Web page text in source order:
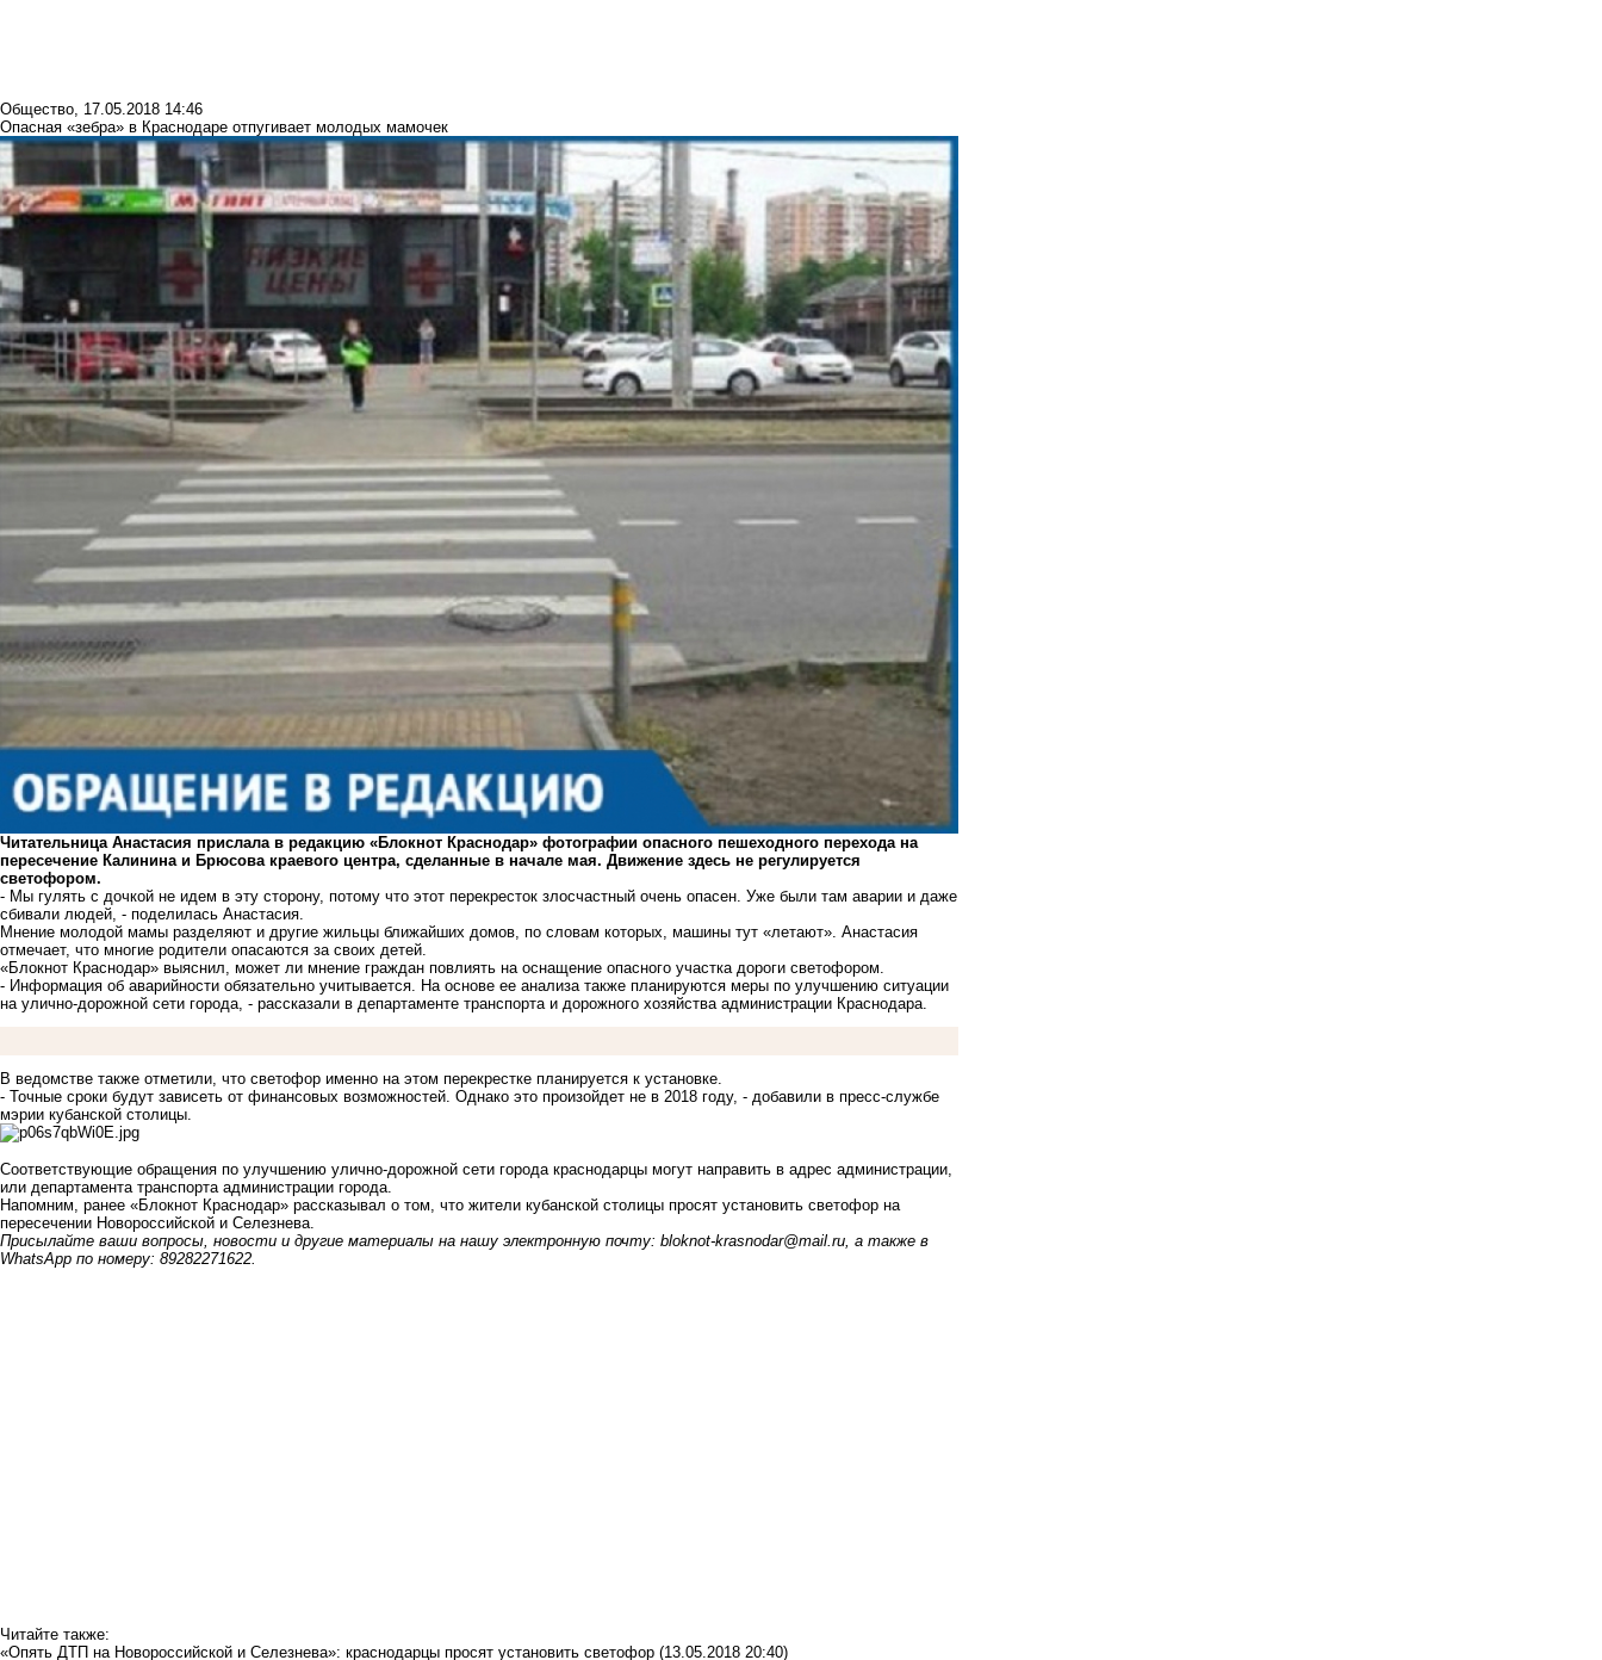
Общество, 17.05.2018 14:46
Опасная «зебра» в Краснодаре отпугивает молодых мамочек
Читательница Анастасия прислала в редакцию «Блокнот Краснодар» фотографии опасного пешеходного перехода на
пересечение Калинина и Брюсова краевого центра, сделанные в начале мая. Движение здесь не регулируется
светофором.
- Мы гулять с дочкой не идем в эту сторону, потому что этот перекресток злосчастный очень опасен. Уже были там аварии и даже
сбивали людей, - поделилась Анастасия.
Мнение молодой мамы разделяют и другие жильцы ближайших домов, по словам которых, машины тут «летают». Анастасия
отмечает, что многие родители опасаются за своих детей.
«Блокнот Краснодар» выяснил, может ли мнение граждан повлиять на оснащение опасного участка дороги светофором.
- Информация об аварийности обязательно учитывается. На основе ее анализа также планируются меры по улучшению ситуации
на улично-дорожной сети города, - рассказали в департаменте транспорта и дорожного хозяйства администрации Краснодара.
В ведомстве также отметили, что светофор именно на этом перекрестке планируется к установке.
- Точные сроки будут зависеть от финансовых возможностей. Однако это произойдет не в 2018 году, - добавили в пресс-службе
мэрии кубанской столицы.
Соответствующие обращения по улучшению улично-дорожной сети города краснодарцы могут направить в адрес администрации,
или департамента транспорта администрации города.
Напомним, ранее «Блокнот Краснодар» рассказывал о том, что жители кубанской столицы просят установить светофор на
пересечении Новороссийской и Селезнева.
Присылайте ваши вопросы, новости и другие материалы на нашу электронную почту: bloknot-krasnodar@mail.ru , а также в
WhatsApp по номеру: 89282271622.
Читайте также:
«Опять ДТП на Новороссийской и Селезнева»: краснодарцы просят установить светофор (13.05.2018 20:40)